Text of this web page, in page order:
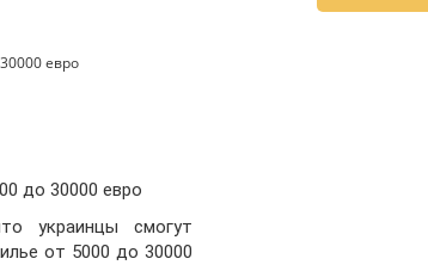
евро
до 30000 евро
украинцы смогут
от 5000 до 30000